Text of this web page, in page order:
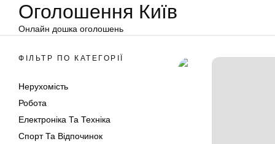
Оголошення Київ
Онлайн дошка оголошень
ФІЛЬТР ПО КАТЕГОРІЇ
Нерухомість
Робота
Електроніка Та Техніка
Спорт Та Відпочинок